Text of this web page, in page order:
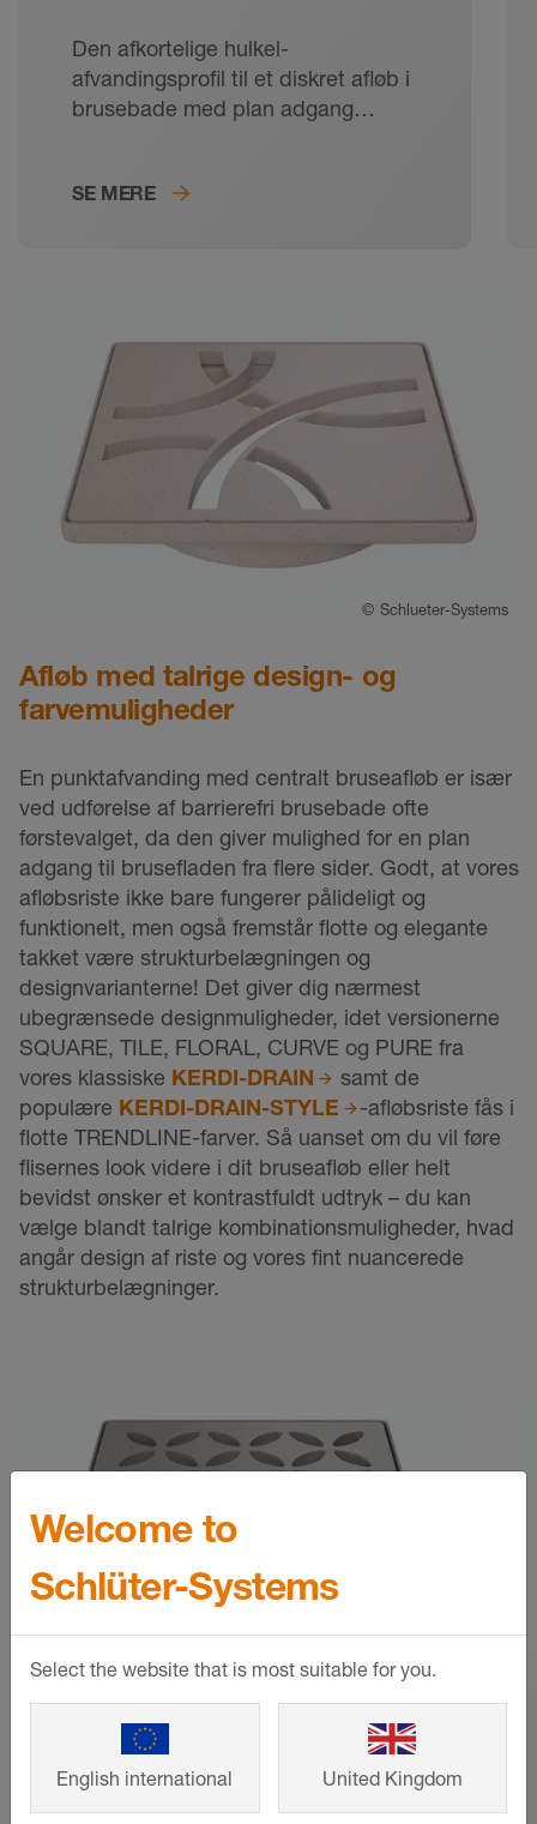
Den afkortelige hulkel-
afvandingsprofil til et diskret afløb i
brusebade med plan adgang
TRENDLINE-belægningen.
SE MERE
© Schlueter-Systems
Afløb med talrige design- og
farvemuligheder
En punktafvanding med centralt bruseafløb er især
ved udførelse af barrierefri brusebade ofte
førstevalget, da den giver mulighed for en plan
adgang til brusefladen fra flere sider. Godt, at vores
afløbsriste ikke bare fungerer pålideligt og
funktionelt, men også fremstår flotte og elegante
takket være strukturbelægningen og
designvarianterne! Det giver dig nærmest
ubegrænsede designmuligheder, idet versionerne
SQUARE, TILE, FLORAL, CURVE og PURE fra
vores klassiske KERDI-DRAIN
samt de
populære KERDI-DRAIN-STYLE
-afløbsriste fås i
flotte TRENDLINE-farver. Så uanset om du vil føre
flisernes look videre i dit bruseafløb eller helt
bevidst ønsker et kontrastfuldt udtryk – du kan
vælge blandt talrige kombinationsmuligheder, hvad
angår design af riste og vores fint nuancerede
strukturbelægninger.
Schlüter-KERDI-DRAIN-
STYLE
De udskiftelige afløbsriste
Welcome to
Schlüter-Systems
Select the website that is most suitable for you.
English international United Kingdom